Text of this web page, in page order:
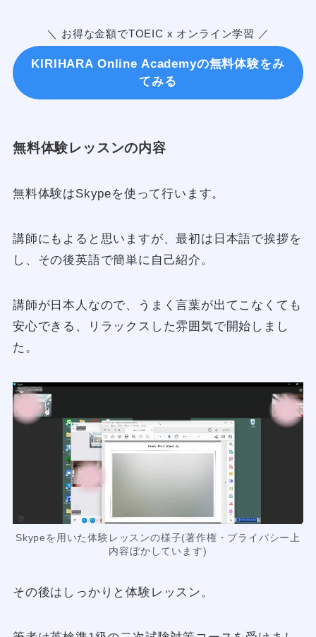
＼ お得な金額でTOEIC x オンライン学習 ／
KIRIHARA Online Academyの無料体験をみ
てみる
無料体験レッスンの内容
無料体験はSkypeを使って行います。
講師にもよると思いますが、最初は日本語で挨拶を
し、その後英語で簡単に自己紹介。
講師が日本人なので、うまく言葉が出てこなくても
安心できる、リラックスした雰囲気で開始しまし
た。
Skypeを用いた体験レッスンの様子(著作権・プライバシー上
内容ぼかしています)
その後はしっかりと体験レッスン。